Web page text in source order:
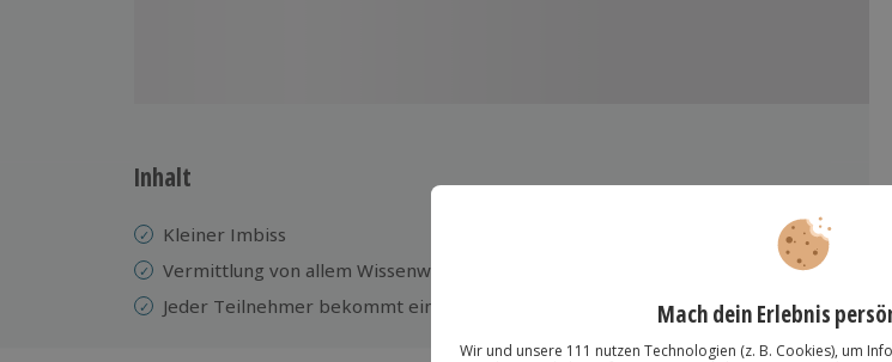
Inhalt
Kleiner Imbiss
Vermittlung von allem Wissenwertem rund um Alpakas
Jeder Teilnehmer bekommt ein eigenes Alpaka